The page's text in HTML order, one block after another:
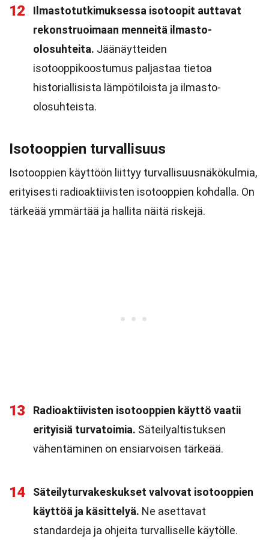
12
Ilmastotutkimuksessa isotoopit auttavat
rekonstruoimaan menneitä ilmasto-
olosuhteita. Jäänäytteiden
isotooppikoostumus paljastaa tietoa
historiallisista lämpötiloista ja ilmasto-
olosuhteista.
Isotooppien turvallisuus
Isotooppien käyttöön liittyy turvallisuusnäkökulmia,
erityisesti radioaktiivisten isotooppien kohdalla. On
tärkeää ymmärtää ja hallita näitä riskejä.
13
Radioaktiivisten isotooppien käyttö vaatii
erityisiä turvatoimia. Säteilyaltistuksen
vähentäminen on ensiarvoisen tärkeää.
14
Säteilyturvakeskukset valvovat isotooppien
käyttöä ja käsittelyä. Ne asettavat
standardeja ja ohjeita turvalliselle käytölle.